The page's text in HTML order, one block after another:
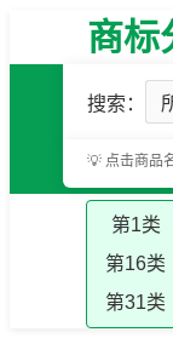
商标
搜索：
💡 点击商品
第1类
第16类
第31类